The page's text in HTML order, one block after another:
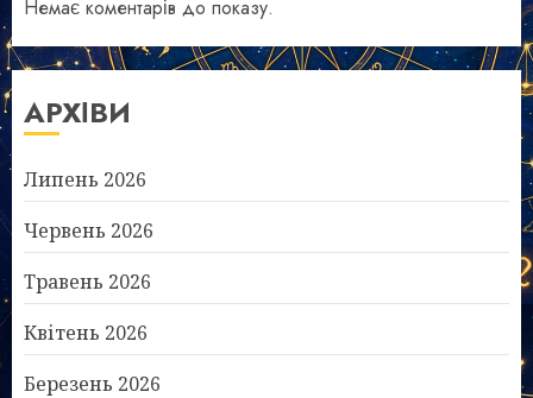
Немає коментарів до показу.
АРХІВИ
Липень 2026
Червень 2026
Травень 2026
Квітень 2026
Березень 2026